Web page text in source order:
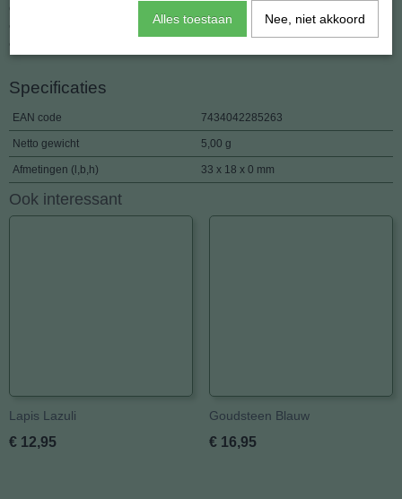
onder meer door een variëteit aan geluiden te maken, zoals klikken
Specificaties
EAN code 7434042285263
Netto gewicht 5,00 g
Afmetingen (l,b,h) 33 x 18 x 0 mm
Ook interessant
Lapis Lazuli
€ 12,95
Goudsteen Blauw
€ 16,95
Alles toestaan Nee, niet akkoord